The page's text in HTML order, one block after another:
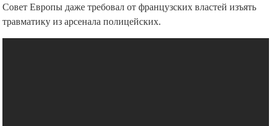
Совет Европы даже требовал от французских властей изъять
травматику из арсенала полицейских.